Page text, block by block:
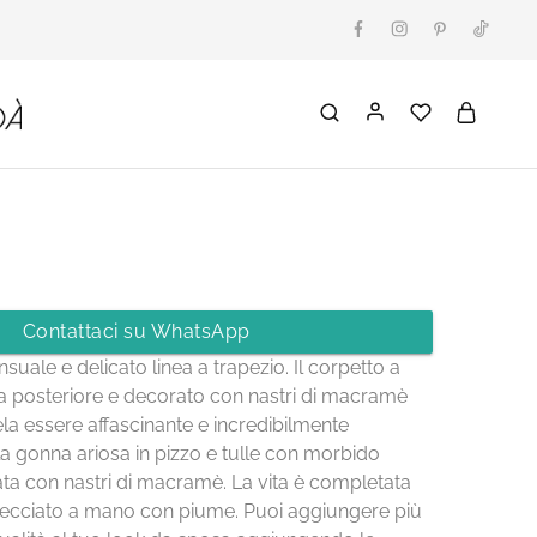
Contattaci su WhatsApp
e delicato linea a trapezio. Il corpetto a
posteriore e decorato con nastri di macramè
essere affascinante e incredibilmente
gonna ariosa in pizzo e tulle con morbido
con nastri di macramè. La vita è completata
a mano con piume. Puoi aggiungere più